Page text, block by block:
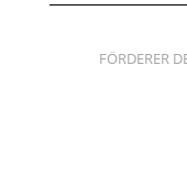
FÖRDERER